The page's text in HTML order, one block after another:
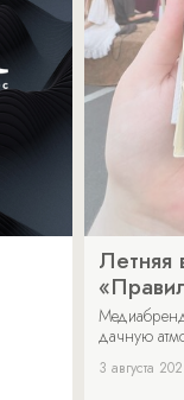
Летняя
дачную
3 августа